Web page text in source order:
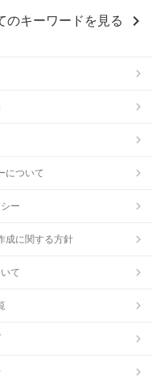
のキーワードを見る chevron_right
について
ー
成に関する方針
て